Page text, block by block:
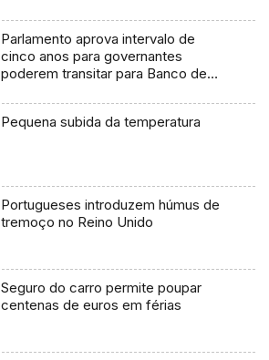
Parlamento aprova intervalo de
cinco anos para governantes
poderem transitar para Banco de
Pequena subida da temperatura
Portugueses introduzem húmus de
tremoço no Reino Unido
Seguro do carro permite poupar
centenas de euros em férias